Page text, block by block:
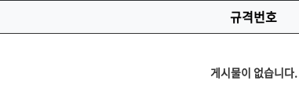
규격번호
게시물이 없습니다.